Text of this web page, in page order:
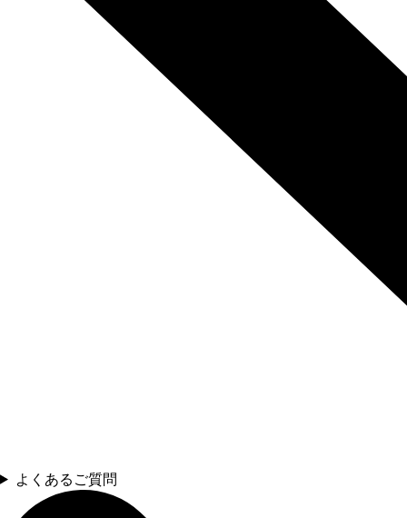
よくあるご質問